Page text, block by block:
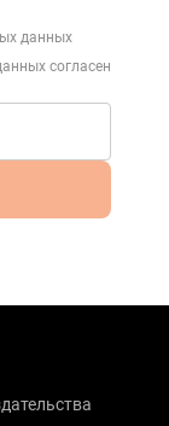
данных
согласен